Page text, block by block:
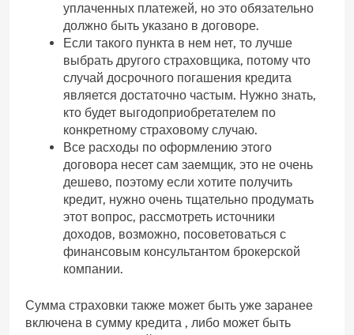
уплаченных платежей, но это обязательно
должно быть указано в договоре.
Если такого пункта в нем нет, то лучше
выбрать другого страховщика, потому что
случай досрочного погашения кредита
является достаточно частым. Нужно знать,
кто будет выгодоприобретателем по
конкретному страховому случаю.
Все расходы по оформлению этого
договора несет сам заемщик, это не очень
дешево, поэтому если хотите получить
кредит, нужно очень тщательно продумать
этот вопрос, рассмотреть источники
доходов, возможно, посоветоваться с
финансовым консультантом брокерской
компании.
Сумма страховки также может быть уже заранее
включена в сумму кредита , либо может быть